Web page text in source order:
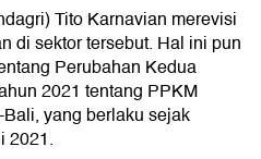
Tito Karnavian merevisi
di sektor tersebut. Hal ini pun
Perubahan Kedua
2021 tentang PPKM
yang berlaku sejak
2021.